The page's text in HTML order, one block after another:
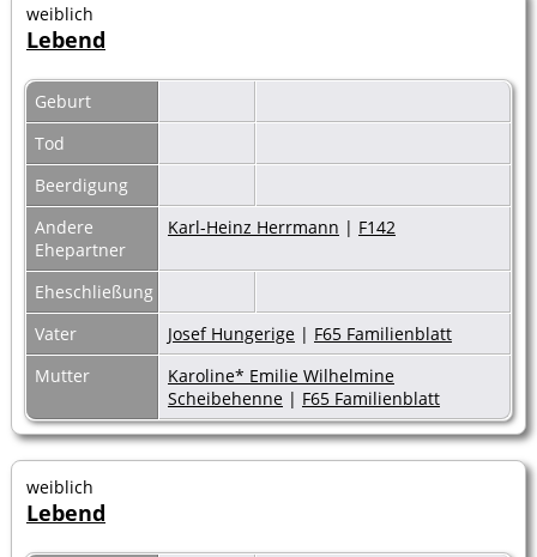
weiblich
Lebend
Geburt
Tod
Beerdigung
Andere
Ehepartner
Karl-Heinz Herrmann | F142
Eheschließung
Vater
Josef Hungerige | F65 Familienblatt
Mutter
Karoline* Emilie Wilhelmine
Scheibehenne | F65 Familienblatt
weiblich
Lebend